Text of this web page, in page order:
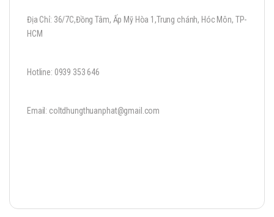
Địa Chỉ: 36/7C,Đồng Tâm, Ấp Mỹ Hòa 1,Trung chánh, Hóc Môn, TP-
HCM
Hotline: 0939 353 646
Email: coltdhungthuanphat@gmail.com